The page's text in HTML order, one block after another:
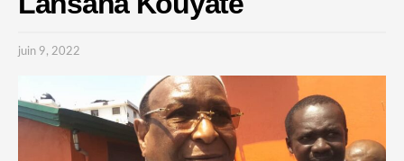
juin 9, 2022